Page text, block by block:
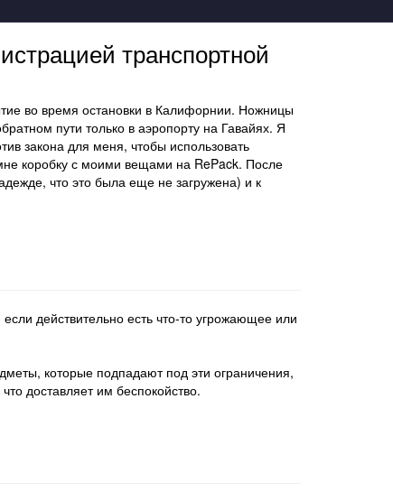
транспортной
во время остановки в Калифорнии. Ножницы
пути только в аэропорту на Гавайях. Я
закона для меня, чтобы использовать
коробку с моими вещами на RePack. После
что это была еще не загружена) и к
действительно есть что-то угрожающее или
которые подпадают под эти ограничения,
доставляет им беспокойство.